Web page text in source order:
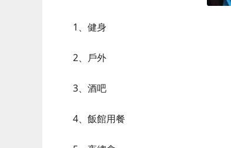
1、健身
2、戶外
3、酒吧
4、飯館用餐